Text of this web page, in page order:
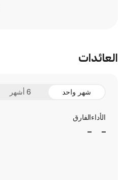
العائدات
شهر واحد 6 أشهر
الأداءالفارق